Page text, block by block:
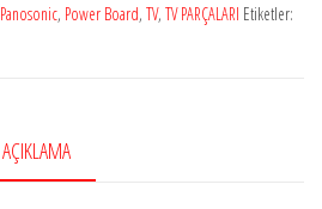
Panosonic, Power Board, TV, TV PARÇALARI Etiketler:
AÇIKLAMA